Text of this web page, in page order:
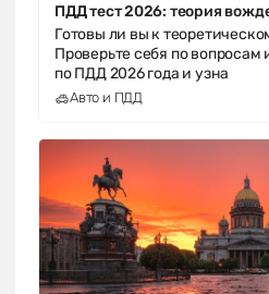
ПДД тест 2026: теория
Готовы ли вы к
Проверьте себя по вопросам
по ПДД 2026 года и узна
Авто и ПДД